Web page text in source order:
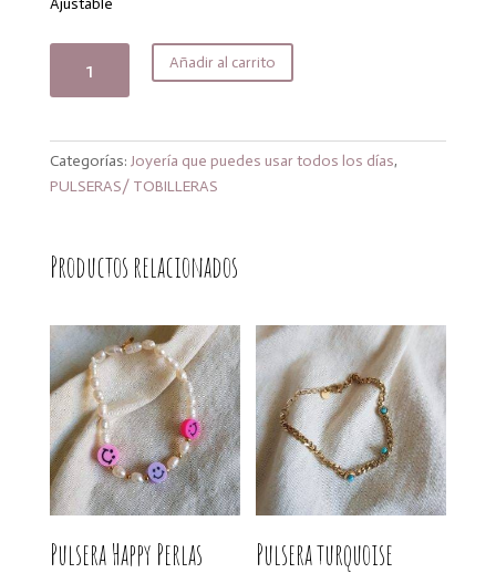
autumn
Añadir al carrito
Categorías: Joyería que puedes usar todos los días,
PULSERAS/ TOBILLERAS
Productos relacionados
Pulsera Happy Perlas Pulsera turquoise